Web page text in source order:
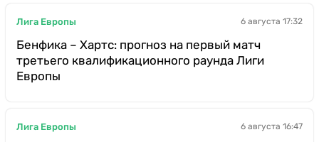
Лига Европы 6 августа 17:32
Бенфика – Хартс: прогноз на первый матч
третьего квалификационного раунда Лиги
Европы
Лига Европы 6 августа 16:47